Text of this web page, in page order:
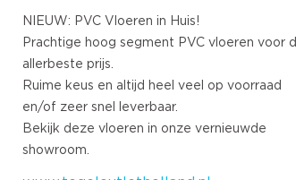
NIEUW: PVC Vloeren in Huis!
Prachtige hoog segment PVC vloeren voor
allerbeste prijs.
Ruime keus en altijd heel veel op voorraad
en/of zeer snel leverbaar.
Bekijk deze vloeren in onze vernieuwde